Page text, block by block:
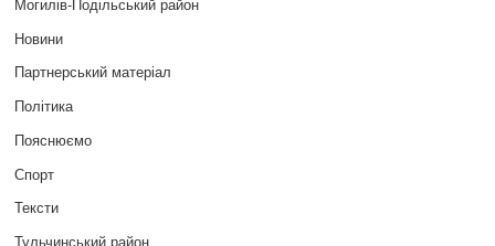
Новини
Партнерський матеріал
Політика
Пояснюємо
Спорт
Тексти
Тульчинський район